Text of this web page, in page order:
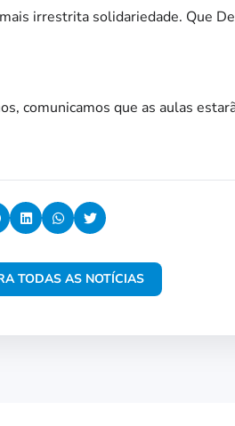
irrestrita solidariedade. Que
comunicamos que as aulas
TODAS AS NOTÍCIAS